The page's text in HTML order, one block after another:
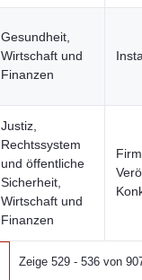
Gesundheit,
Wirtschaft und
Finanzen
Justiz,
Rechtssystem
und öffentliche
Sicherheit,
Wirtschaft und
Finanzen
Zeige 529 - 536 von